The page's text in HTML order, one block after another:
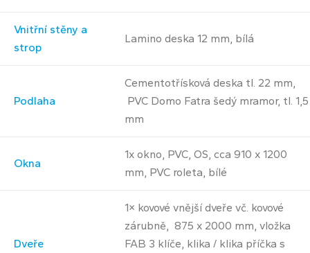
Vnitřní stěny a
strop
Lamino deska 12 mm, bílá
Podlaha
Cementotřísková deska tl. 22 mm,
PVC Domo Fatra šedý mramor, tl. 1,5
mm
Okna
1x okno, PVC, OS, cca 910 x 1200
mm, PVC roleta, bílé
Dveře
1× kovové vnější dveře vč. kovové
zárubně, 875 x 2000 mm, vložka
FAB 3 klíče, klika / klika příčka s